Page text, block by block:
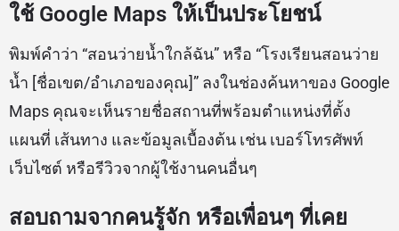
ใช้ Google Maps ให้เป็นประโยชน์
พิมพ์คำว่า “สอนว่ายน้ำใกล้ฉัน” หรือ “โรงเรียนสอนว่าย
น้ำ [ชื่อเขต/อำเภอของคุณ]” ลงในช่องค้นหาของ Google
Maps คุณจะเห็นรายชื่อสถานที่พร้อมตำแหน่งที่ตั้ง
แผนที่ เส้นทาง และข้อมูลเบื้องต้น เช่น เบอร์โทรศัพท์
เว็บไซต์ หรือรีวิวจากผู้ใช้งานคนอื่นๆ
สอบถามจากคนรู้จัก หรือเพื่อนๆ ที่เคย